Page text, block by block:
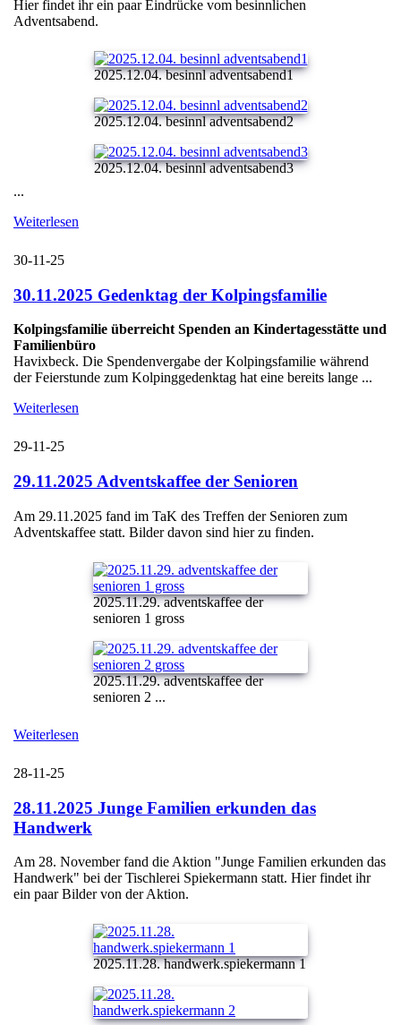
Hier findet ihr ein paar Eindrücke vom besinnlichen
Adventsabend.
2025.12.04. besinnl adventsabend1
2025.12.04. besinnl adventsabend2
2025.12.04. besinnl adventsabend3
...
Weiterlesen
30-11-25
30.11.2025 Gedenktag der Kolpingsfamilie
Kolpingsfamilie überreicht Spenden an Kindertagesstätte und
Familienbüro
Havixbeck. Die Spendenvergabe der Kolpingsfamilie während
der Feierstunde zum Kolpinggedenktag hat eine bereits lange ...
Weiterlesen
29-11-25
29.11.2025 Adventskaffee der Senioren
Am 29.11.2025 fand im TaK des Treffen der Senioren zum
Adventskaffee statt. Bilder davon sind hier zu finden.
2025.11.29. adventskaffee der
senioren 1 gross
2025.11.29. adventskaffee der
senioren 2 ...
Weiterlesen
28-11-25
28.11.2025 Junge Familien erkunden das
Handwerk
Am 28. November fand die Aktion "Junge Familien erkunden das
Handwerk" bei der Tischlerei Spiekermann statt. Hier findet ihr
ein paar Bilder von der Aktion.
2025.11.28. handwerk.spiekermann 1